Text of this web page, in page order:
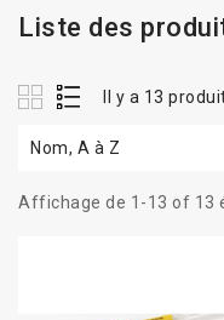
Liste des
Il y a 13
Nom, A à Z
Affichage de 1-13 of 13